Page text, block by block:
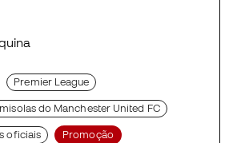
Premier League
do Manchester United FC
oficiais Promoção